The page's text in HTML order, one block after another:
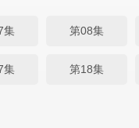
集 第08集
集 第18集